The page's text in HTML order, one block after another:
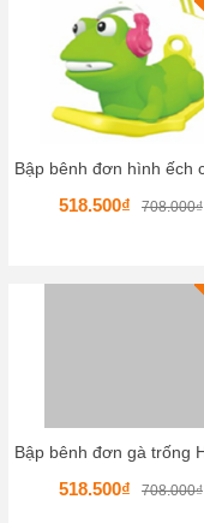
518.500₫ 708.000₫
518.500₫ 708.000₫